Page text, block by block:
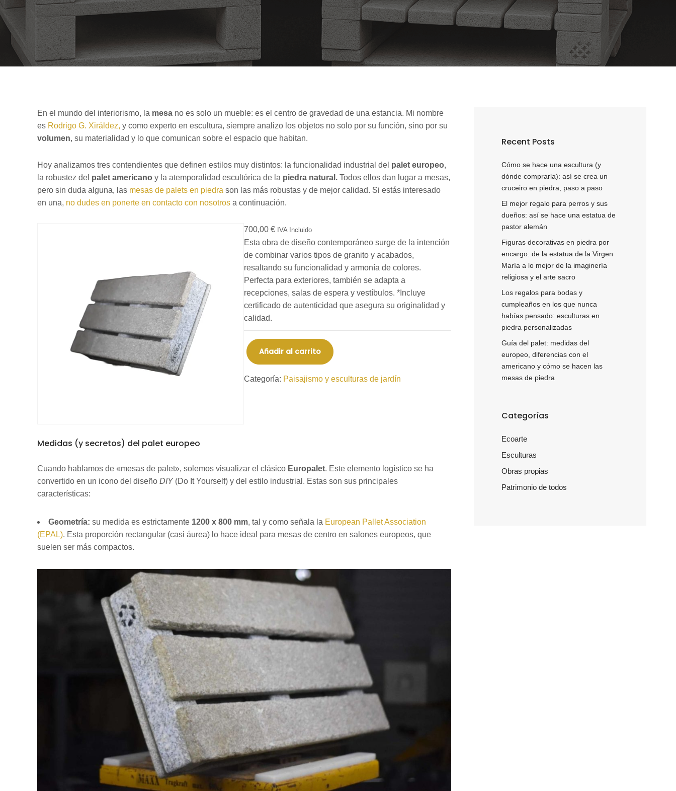
En el mundo del interiorismo, la mesa no es solo un mueble: es el centro de gravedad de una estancia. Mi nombre
es Rodrigo G. Xiráldez, y como experto en escultura, siempre analizo los objetos no solo por su función, sino por su
volumen, su materialidad y lo que comunican sobre el espacio que habitan.
Hoy analizamos tres contendientes que definen estilos muy distintos: la funcionalidad industrial del palet europeo,
la robustez del palet americano y la atemporalidad escultórica de la piedra natural. Todos ellos dan lugar a mesas,
pero sin duda alguna, las mesas de palets en piedra son las más robustas y de mejor calidad. Si estás interesado
en una, no dudes en ponerte en contacto con nosotros a continuación.
700,00€ IVA Incluido
Esta obra de diseño contemporáneo surge de la intención
de combinar varios tipos de granito y acabados,
resaltando su funcionalidad y armonía de colores.
Perfecta para exteriores, también se adapta a
recepciones, salas de espera y vestíbulos. *Incluye
certificado de autenticidad que asegura su originalidad y
calidad.
Añadir al carrito
Categoría: Paisajismo y esculturas de jardín
Medidas (y secretos) del palet europeo
Cuando hablamos de «mesas de palet», solemos visualizar el clásico Europalet. Este elemento logístico se ha
convertido en un icono del diseño DIY(Do It Yourself) y del estilo industrial. Estas son sus principales
características:
Geometría: su medida es estrictamente 1200 x 800 mm, tal y como señala la European Pallet Association
(EPAL). Esta proporción rectangular (casi áurea) lo hace ideal para mesas de centro en salones europeos, que
suelen ser más compactos.
Recent Posts
Cómo se hace una escultura (y
dónde comprarla): así se crea un
cruceiro en piedra, paso a paso
El mejor regalo para perros y sus
dueños: así se hace una estatua de
pastor alemán
Figuras decorativas en piedra por
encargo: de la estatua de la Virgen
María a lo mejor de la imaginería
religiosa y el arte sacro
Los regalos para bodas y
cumpleaños en los que nunca
habías pensado: esculturas en
piedra personalizadas
Guía del palet: medidas del
europeo, diferencias con el
americano y cómo se hacen las
mesas de piedra
Categorías
Ecoarte
Esculturas
Obras propias
Patrimonio de todos